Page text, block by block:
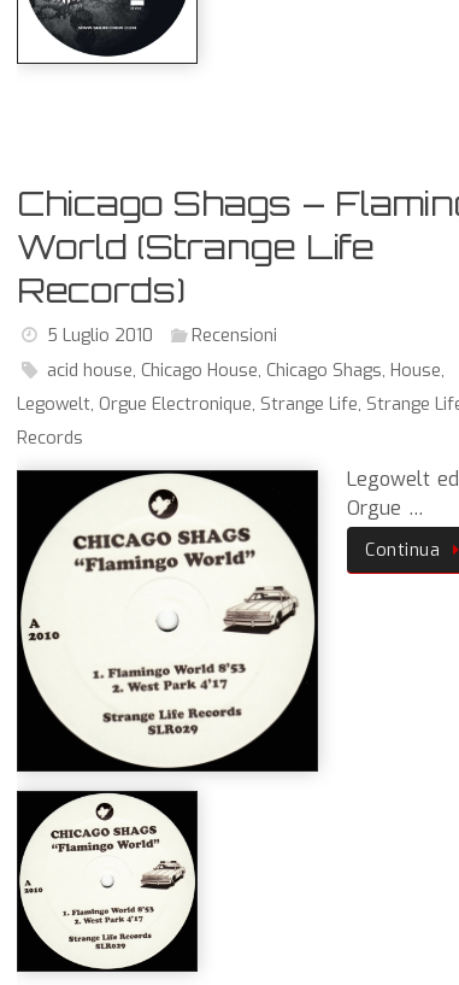
Chicago Shags –
World (Strange Life
Records)
5 Luglio 2010
Recensioni
acid house, Chicago House, Chicago Shags, House,
Legowelt, Orgue Electronique, Strange Life, Strange
Records
Legowelt ed
Orgue …
Continua